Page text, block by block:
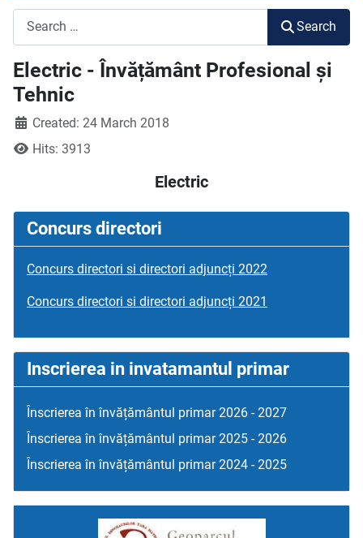
Search
Electric - Învățământ Profesional și
Tehnic
Created: 24 March 2018
Hits: 3913
Electric
Concurs directori
Concurs directori si directori adjuncți 2022
Concurs directori si directori adjuncți 2021
Inscrierea in invatamantul primar
Înscrierea în învățământul primar 2026 - 2027
Înscrierea în învățământul primar 2025 - 2026
Înscrierea în învățământul primar 2024 - 2025